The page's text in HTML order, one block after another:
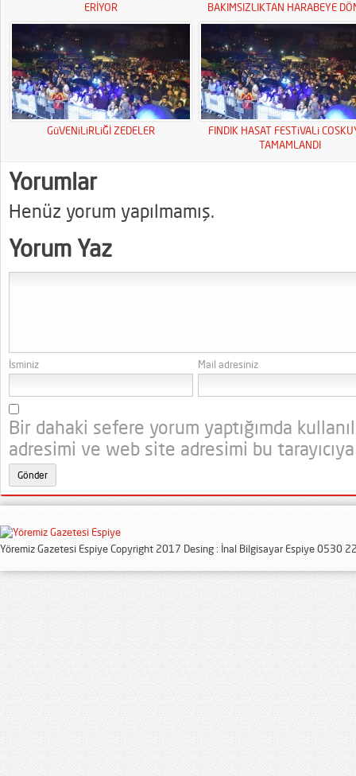
ERİYOR
BAKIMSIZLIKTAN HARABEYE
GüVENiLiRLiĞİ ZEDELER
FINDIK HASAT FESTiVALi
TAMAMLANDI
Yorumlar
Henüz yorum yapılmamış.
Yorum Yaz
İsminiz Mail adresiniz
Bir dahaki sefere yorum yaptığımda
adresimi ve web site adresimi bu
Yöremiz Gazetesi Espiye Copyright 2017 Desing : İnal Bilgisayar Espiye 0530